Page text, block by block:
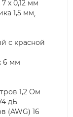
x 0,12 мм
1,5 мм˛
с красной
6 мм
1,2 Ом
дБ
(AWG) 16